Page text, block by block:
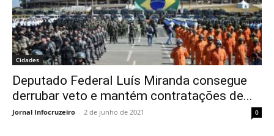
Cidades
Deputado Federal Luís Miranda consegue
derrubar veto e mantém contratações de...
Jornal Infocruzeiro - 2 de junho de 2021 0